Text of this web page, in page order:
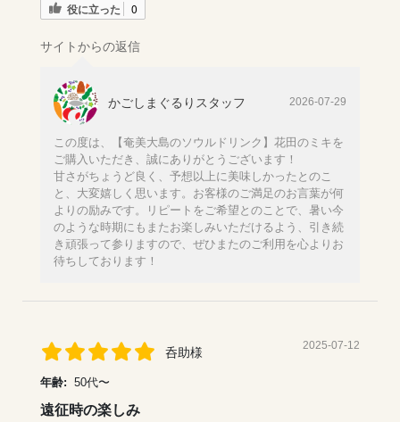
役に立った 0
サイトからの返信
かごしまぐるりスタッフ 2026-07-29
この度は、【奄美大島のソウルドリンク】花田のミキを
ご購入いただき、誠にありがとうございます！
甘さがちょうど良く、予想以上に美味しかったとのこ
と、大変嬉しく思います。お客様のご満足のお言葉が何
よりの励みです。リピートをご希望とのことで、暑い今
のような時期にもまたお楽しみいただけるよう、引き続
き頑張って参りますので、ぜひまたのご利用を心よりお
待ちしております！
呑助様 2025-07-12
年齢: 50代〜
遠征時の楽しみ